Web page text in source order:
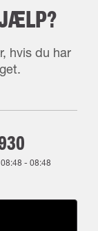
hvis du har
08:48 - 08:48